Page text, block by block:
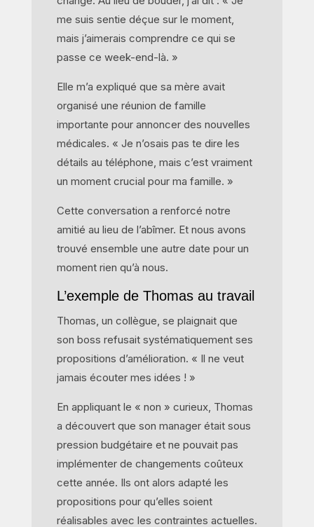
me suis sentie déçue sur le moment,
mais j’aimerais comprendre ce qui se
passe ce week-end-là. »
Elle m’a expliqué que sa mère avait
organisé une réunion de famille
importante pour annoncer des nouvelles
médicales. « Je n’osais pas te dire les
détails au téléphone, mais c’est vraiment
un moment crucial pour ma famille. »
Cette conversation a renforcé notre
amitié au lieu de l’abîmer. Et nous avons
trouvé ensemble une autre date pour un
moment rien qu’à nous.
L’exemple de Thomas au travail
Thomas, un collègue, se plaignait que
son boss refusait systématiquement ses
propositions d’amélioration. « Il ne veut
jamais écouter mes idées ! »
En appliquant le « non » curieux, Thomas
a découvert que son manager était sous
pression budgétaire et ne pouvait pas
implémenter de changements coûteux
cette année. Ils ont alors adapté les
propositions pour qu’elles soient
réalisables avec les contraintes actuelles.